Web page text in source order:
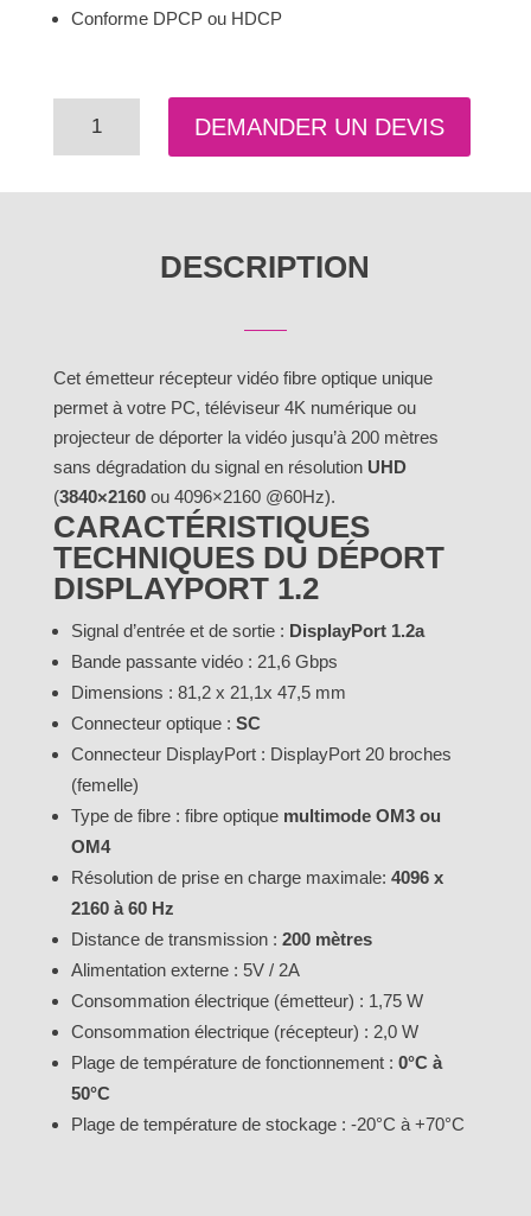
Conforme DPCP ou HDCP
DEMANDER UN DEVIS
DESCRIPTION
Cet émetteur récepteur vidéo fibre optique unique
permet à votre PC, téléviseur 4K numérique ou
projecteur de déporter la vidéo jusqu’à 200 mètres
sans dégradation du signal en résolution UHD
(3840×2160ou 4096×2160 @60Hz).
CARACTÉRISTIQUES
TECHNIQUES DU DÉPORT
DISPLAYPORT 1.2
Signal d’entrée et de sortie : DisplayPort 1.2a
Bande passante vidéo : 21,6 Gbps
Dimensions : 81,2 x 21,1x 47,5 mm
Connecteur optique : SC
Connecteur DisplayPort : DisplayPort 20 broches
(femelle)
Type de fibre : fibre optique multimode OM3 ou
OM4
Résolution de prise en charge maximale: 4096 x
2160 à 60 Hz
Distance de transmission : 200 mètres
Alimentation externe : 5V / 2A
Consommation électrique (émetteur) : 1,75 W
Consommation électrique (récepteur) : 2,0 W
Plage de température de fonctionnement : 0°C à
50°C
Plage de température de stockage : -20°C à +70°C